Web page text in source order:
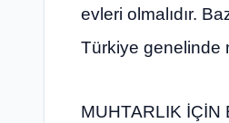
evleri olmalıdır.
Türkiye genelinde
MUHTARLIK İÇİN